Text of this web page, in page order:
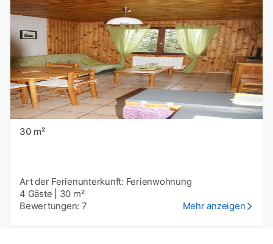
30 m²
Art der Ferienunterkunft: Ferienwohnung
4 Gäste
30 m²
Bewertungen: 7
Mehr anzeigen